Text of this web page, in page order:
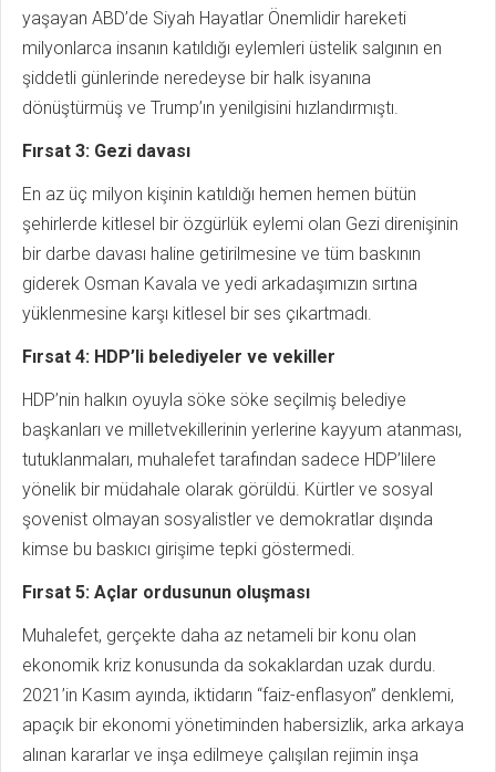
yaşayan ABD’de Siyah Hayatlar Önemlidir hareketi
milyonlarca insanın katıldığı eylemleri üstelik salgının en
şiddetli günlerinde neredeyse bir halk isyanına
dönüştürmüş ve Trump’ın yenilgisini hızlandırmıştı.
Fırsat 3: Gezi davası
En az üç milyon kişinin katıldığı hemen hemen bütün
şehirlerde kitlesel bir özgürlük eylemi olan Gezi direnişinin
bir darbe davası haline getirilmesine ve tüm baskının
giderek Osman Kavala ve yedi arkadaşımızın sırtına
yüklenmesine karşı kitlesel bir ses çıkartmadı.
Fırsat 4: HDP’li belediyeler ve vekiller
HDP’nin halkın oyuyla söke söke seçilmiş belediye
başkanları ve milletvekillerinin yerlerine kayyum atanması,
tutuklanmaları, muhalefet tarafından sadece HDP’lilere
yönelik bir müdahale olarak görüldü. Kürtler ve sosyal
şovenist olmayan sosyalistler ve demokratlar dışında
kimse bu baskıcı girişime tepki göstermedi.
Fırsat 5: Açlar ordusunun oluşması
Muhalefet, gerçekte daha az netameli bir konu olan
ekonomik kriz konusunda da sokaklardan uzak durdu.
2021’in Kasım ayında, iktidarın “faiz-enflasyon” denklemi,
apaçık bir ekonomi yönetiminden habersizlik, arka arkaya
alınan kararlar ve inşa edilmeye çalışılan rejimin inşa